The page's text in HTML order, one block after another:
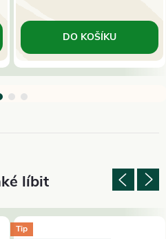
DO KOŠÍKU
Tip